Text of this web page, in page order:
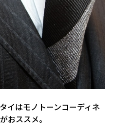
イはモノトーンコーディネ
おススメ。